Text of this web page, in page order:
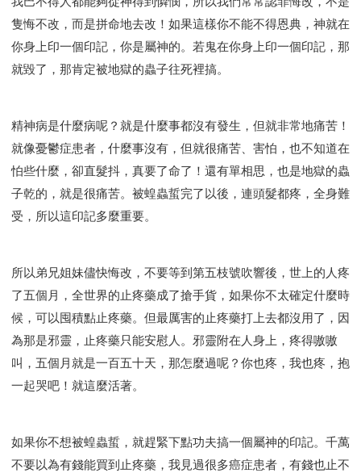
隻悔不改，而是拼命地去改！如果這樣你不能不得恩典，神就在
你身上印一個印記，你是屬神的。若鬼在你身上印一個印記，那
就毀了，那肯定被地獄的蟲子往死裡搞。
精神病是什麼病呢？就是什麼事都沒有發生，但就非常地痛苦！
就像憂鬱症患者，什麼事沒有，但就很痛苦、害怕，也不知道在
怕些什麼，卻直髮抖，真要了命了！還有單相思，也是地獄的蟲
子乾的，就是很痛苦。被蝗蟲蜇完了以後，連頭髮都疼，全身難
受，所以這印記多麼重要。
所以弟兄姐妹儘快悔改，不要等到第五枝號吹響後，世上的人疼
了五個月，全世界的止疼藥成了搶手貨，如果你不太確定什麼時
候，可以囤積點止疼藥。但最厲害的止疼藥打上去都沒用了，因
為那是邪靈，止疼藥只能安慰人。邪靈附在人身上，疼得嗷嗷
叫，五個月就是一百五十天，那怎麼過呢？你也疼，我也疼，抱
一起哭吧！就這麼活著。
如果你不想被蝗蟲蜇，就趕緊下點功夫搞一個屬神的印記。千萬
不要以為有錢能買到止疼藥，我見過很多癌症患者，有錢也止不